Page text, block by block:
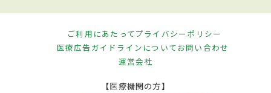
ご利用にあたってプライバシーポリシー
医療広告ガイドラインについてお問い合わせ
運営会社
【医療機関の方】